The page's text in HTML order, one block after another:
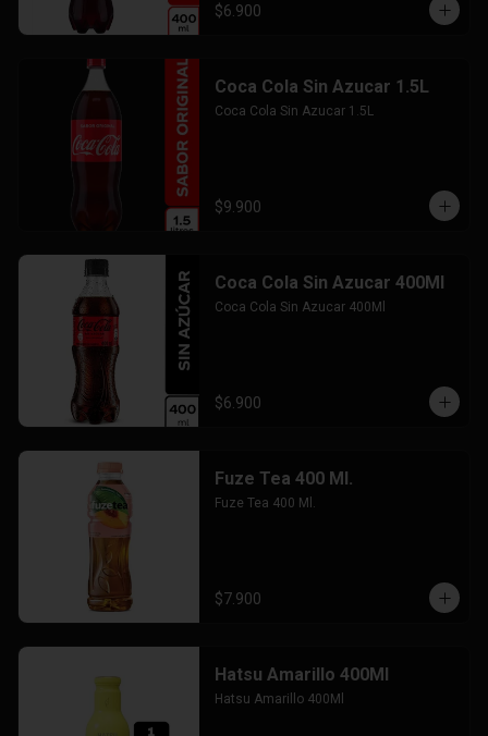
$6.900
Coca Cola Sin Azucar 1.5L
Coca Cola Sin Azucar 1.5L
$9.900
Coca Cola Sin Azucar 400Ml
Coca Cola Sin Azucar 400Ml
$6.900
Fuze Tea 400 Ml.
Fuze Tea 400 Ml.
$7.900
Hatsu Amarillo 400Ml
Hatsu Amarillo 400Ml